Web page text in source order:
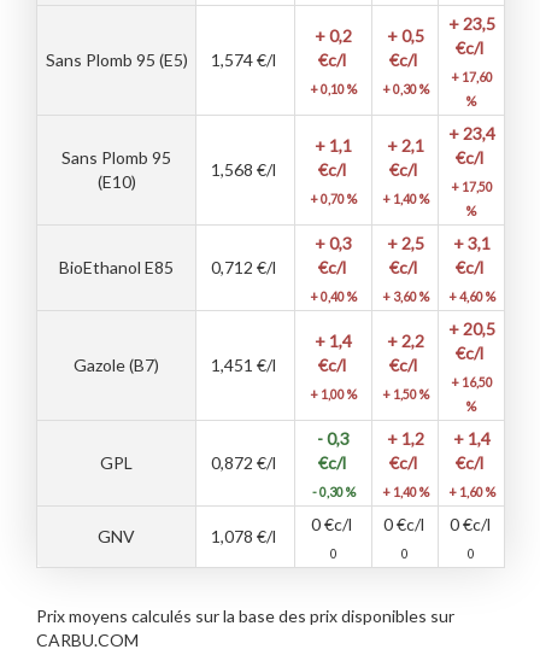
Sans Plomb 95 (E5) 1,574€/l
+ 0,2
€c/l
+ 0,10 %
+ 0,5
€c/l
+ 0,30 %
+ 23,5
€c/l
+ 17,60
%
Sans Plomb 95
(E10)
1,568 €/l
+ 1,1
€c/l
+ 0,70 %
+ 2,1
€c/l
+ 1,40 %
+ 23,4
€c/l
+ 17,50
%
BioEthanol E85 0,712 €/l
+ 0,3
€c/l
+ 0,40 %
+ 2,5
€c/l
+ 3,60 %
+ 3,1
€c/l
+ 4,60 %
Gazole (B7) 1,451 €/l
+ 1,4
€c/l
+ 1,00 %
+ 2,2
€c/l
+ 1,50 %
+ 20,5
€c/l
+ 16,50
%
GPL 0,872 €/l
- 0,3
€c/l
- 0,30 %
+ 1,2
€c/l
+ 1,40 %
+ 1,4
€c/l
+ 1,60 %
GNV 1,078 €/l
0€c/l
0
0€c/l
0
0€c/l
0
Prix moyens calculés sur la base des prix disponibles sur
CARBU.COM